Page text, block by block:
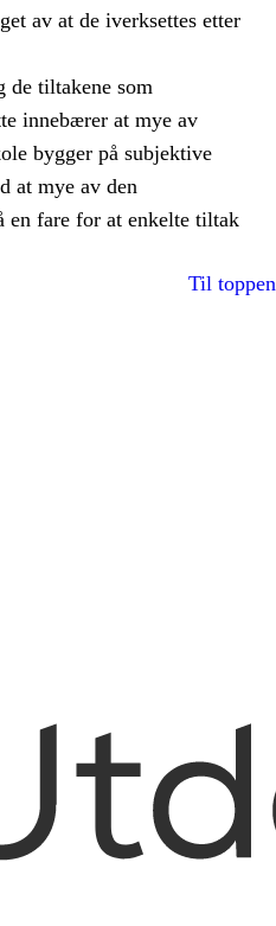
av at de iverksettes etter
de tiltakene som
innebærer at mye av
bygger på subjektive
at mye av den
en fare for at enkelte tiltak
Til toppen